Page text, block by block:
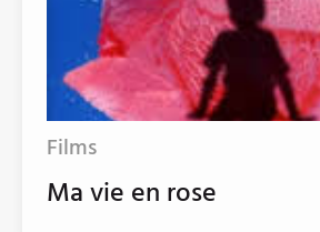
Films
Ma vie en rose